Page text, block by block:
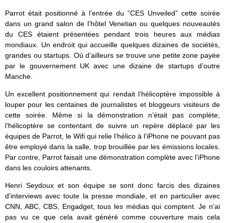
Parrot était positionné à l’entrée du “CES Unveiled” cette soirée
dans un grand salon de l’hôtel Venetian ou quelques nouveautés
du CES étaient présentées pendant trois heures aux médias
mondiaux. Un endroit qui accueille quelques dizaines de sociétés,
grandes ou startups. Où d’ailleurs se trouve une petite zone payée
par le gouvernement UK avec une dizaine de startups d’outre
Manche.
Un excellent positionnement qui rendait l’hélicoptère impossible à
louper pour les centaines de journalistes et bloggeurs visiteurs de
cette soirée. Même si la démonstration n’était pas complète,
l’hélicoptère se contentant de suivre un repère déplacé par les
équipes de Parrot, le Wifi qui relie l’hélico à l’iPhone ne pouvant pas
être employé dans la salle, trop brouillée par les émissions locales.
Par contre, Parrot faisait une démonstration complète avec l’iPhone
dans les couloirs attenants.
Henri Seydoux et son équipe se sont donc farcis des dizaines
d’interviews avec toute la presse mondiale, et en particulier avec
CNN, ABC, CBS, Engadget, tous les médias qui comptent. Je n’ai
pas vu ce que cela avait généré comme couverture mais cela